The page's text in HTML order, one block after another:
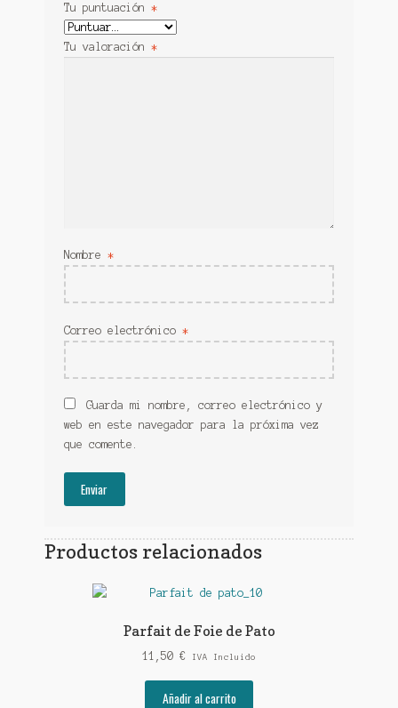
Tu puntuación *
Tu valoración *
Nombre *
Correo electrónico *
Guarda mi nombre, correo electrónico y
web en este navegador para la próxima vez
que comente.
Productos relacionados
Parfait de Foie de Pato
11,50 € IVA Incluido
Añadir al carrito